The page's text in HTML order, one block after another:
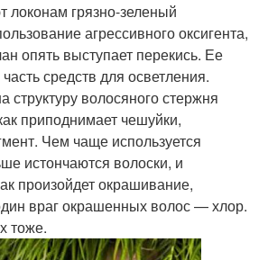
локонам грязно-зеленый
агрессивного оксигента,
опять выступает перекись. Ее
средств для осветления.
структуру волосяного стержня
приподнимает чешуйки,
Чем чаще используется
истончаются волоски, и
произойдет окрашивание,
враг окрашенных волос — хлор.
тоже.